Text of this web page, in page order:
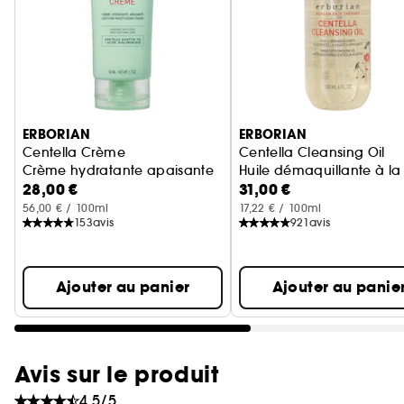
Ignorer le carrousel produits
ERBORIAN
Centella Crème
Crème hydratante apaisante
28,00 €
56,00 € / 100ml
153avis
Ajouter au panier
ERBORIAN
Centella Cleansing Oil
Huile démaquillante à
31,00 €
17,22 € / 100ml
921avis
Ajouter au
Avis sur le produit
4.5/5